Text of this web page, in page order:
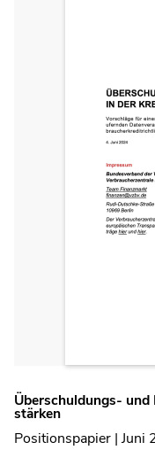
Überschuldungs-
stärken
Positionspapier | Juni